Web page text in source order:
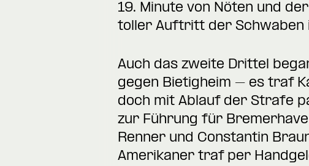
19. Minute von Nöten und
toller Auftritt der Schwaben
Auch das zweite Drittel
gegen Bietigheim – es traf
doch mit Ablauf der Strafe
zur Führung für
Renner und Constantin
Amerikaner traf per